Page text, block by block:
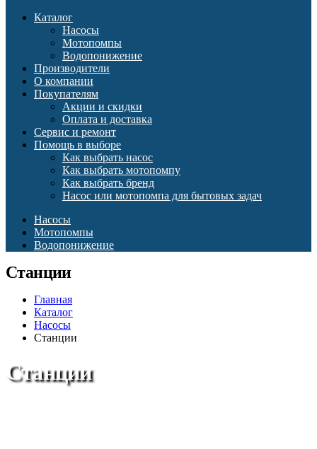
Каталог
Насосы
Мотопомпы
Водопонижение
Производители
О компании
Покупателям
Акции и скидки
Оплата и доставка
Сервис и ремонт
Помощь в выборе
Как выбрать насос
Как выбрать мотопомпу
Как выбрать бренд
Насос или мотопомпа для бытовых задач
Насосы
Мотопомпы
Водопонижение
Станции
Главная
Каталог
Насосы
Станции
Станции